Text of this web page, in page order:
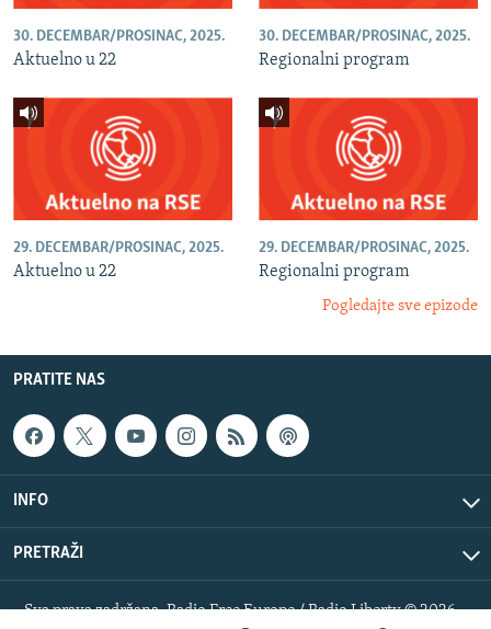
30. DECEMBAR/PROSINAC, 2025.
Aktuelno u 22
30. DECEMBAR/PROSINAC, 2025.
Regionalni program
29. DECEMBAR/PROSINAC, 2025.
Aktuelno u 22
29. DECEMBAR/PROSINAC, 2025.
Regionalni program
Pogledajte sve epizode
PRATITE NAS
INFO
PRETRAŽI
Sva prava zadržana. Radio Free Europe / Radio Liberty © 2026